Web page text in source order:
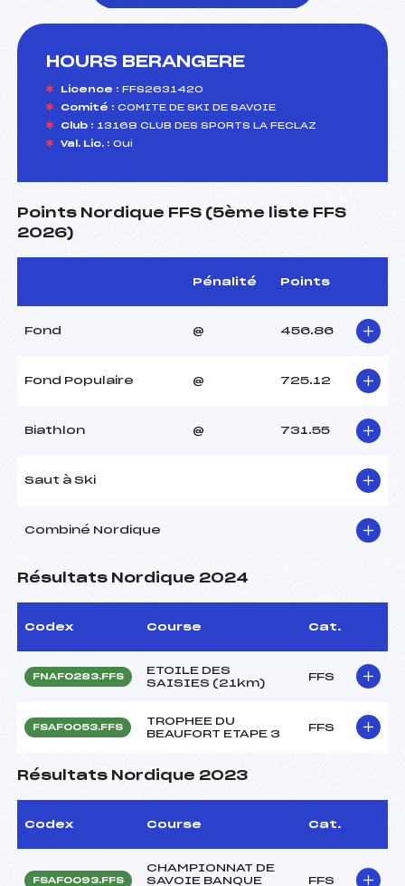
HOURS BERANGERE
Licence : FFS2631420
Comité : COMITE DE SKI DE SAVOIE
Club : 13168 CLUB DES SPORTS LA FECLAZ
Val. Lic. : Oui
Points Nordique FFS (5ème liste FFS
2026)
Pénalité Points
Fond @ 456.86
Fond Populaire @ 725.12
Biathlon @ 731.55
Saut à Ski
Combiné Nordique
Résultats Nordique 2024
Codex Course Cat.
FNAF0283.FFS
ETOILE DES
SAISIES (21km)
FFS
FSAF0053.FFS
TROPHEE DU
BEAUFORT ETAPE 3
FFS
Résultats Nordique 2023
Codex Course Cat.
FSAF0093.FFS
CHAMPIONNAT DE
SAVOIE BANQUE
FFS